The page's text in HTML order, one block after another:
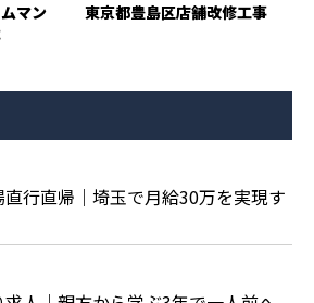
マン
東京都豊島区店舗改修工事
行直帰｜埼玉で月給30万を実現す